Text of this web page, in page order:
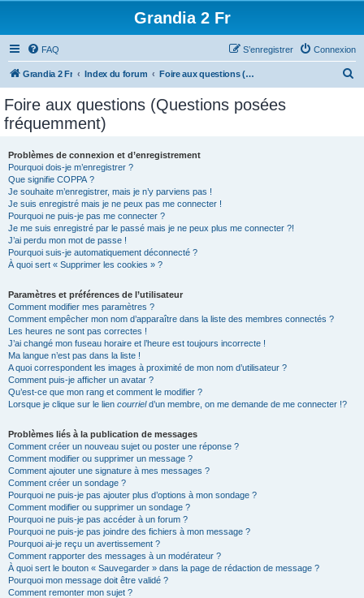
Grandia 2 Fr
FAQ Connexion
S’enregistrer
Grandia 2 Fr Index du forum Foire aux questions (Questions posées fréquemment)
Foire aux questions (Questions posées
fréquemment)
Problèmes de connexion et d’enregistrement
Pourquoi dois-je m’enregistrer ?
Que signifie COPPA ?
Je souhaite m’enregistrer, mais je n’y parviens pas !
Je suis enregistré mais je ne peux pas me connecter !
Pourquoi ne puis-je pas me connecter ?
Je me suis enregistré par le passé mais je ne peux plus me connecter ?!
J’ai perdu mon mot de passe !
Pourquoi suis-je automatiquement déconnecté ?
À quoi sert « Supprimer les cookies » ?
Paramètres et préférences de l’utilisateur
Comment modifier mes paramètres ?
Comment empêcher mon nom d’apparaître dans la liste des membres connectés ?
Les heures ne sont pas correctes !
J’ai changé mon fuseau horaire et l’heure est toujours incorrecte !
Ma langue n’est pas dans la liste !
A quoi correspondent les images à proximité de mon nom d’utilisateur ?
Comment puis-je afficher un avatar ?
Qu’est-ce que mon rang et comment le modifier ?
Lorsque je clique sur le lien courrield’un membre, on me demande de me connecter !?
Problèmes liés à la publication de messages
Comment créer un nouveau sujet ou poster une réponse ?
Comment modifier ou supprimer un message ?
Comment ajouter une signature à mes messages ?
Comment créer un sondage ?
Pourquoi ne puis-je pas ajouter plus d’options à mon sondage ?
Comment modifier ou supprimer un sondage ?
Pourquoi ne puis-je pas accéder à un forum ?
Pourquoi ne puis-je pas joindre des fichiers à mon message ?
Pourquoi ai-je reçu un avertissement ?
Comment rapporter des messages à un modérateur ?
À quoi sert le bouton « Sauvegarder » dans la page de rédaction de message ?
Pourquoi mon message doit être validé ?
Comment remonter mon sujet ?